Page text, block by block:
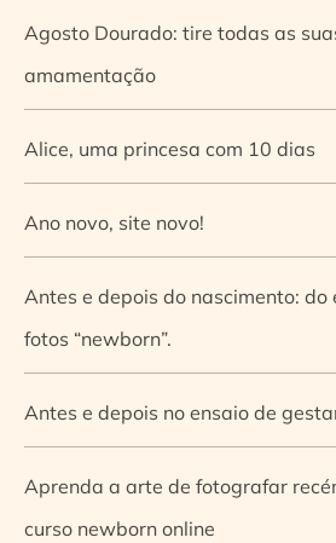
Agosto Dourado: tire todas as
amamentação
Alice, uma princesa com 10 dias
Ano novo, site novo!
Antes e depois do nascimento:
fotos “newborn”.
Antes e depois no ensaio de
Aprenda a arte de fotografar
curso newborn online